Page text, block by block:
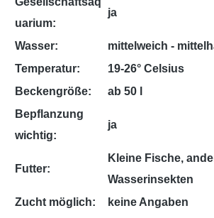
uarium:
ja
Wasser:
mittelweich -
Temperatur:
19-26° Celsius
Beckengröße:
ab 50 l
Bepflanzung
wichtig:
ja
Futter:
Kleine Fische,
Wasserinsekten
Zucht möglich:
keine Angaben